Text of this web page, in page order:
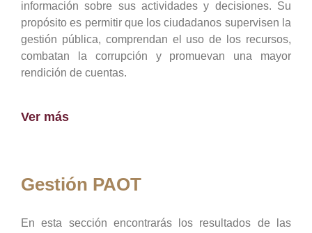
información sobre sus actividades y decisiones. Su
propósito es permitir que los ciudadanos supervisen la
gestión pública, comprendan el uso de los recursos,
combatan la corrupción y promuevan una mayor
rendición de cuentas.
Ver más
Gestión PAOT
En esta sección encontrarás los resultados de las